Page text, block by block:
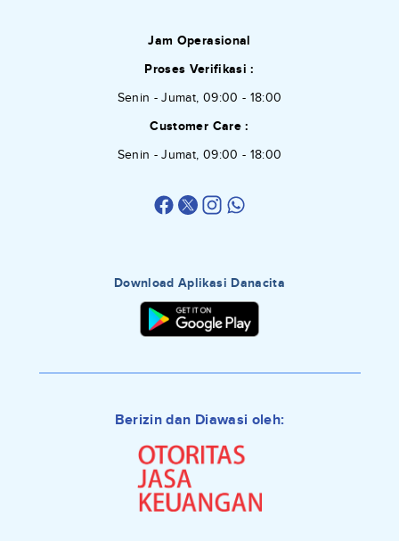
Jam Operasional
Proses Verifikasi :
Senin - Jumat, 09:00 - 18:00
Customer Care :
Senin - Jumat, 09:00 - 18:00
Download Aplikasi Danacita
Berizin dan Diawasi oleh: